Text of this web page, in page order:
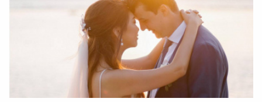
子公司，實地檢查至8日，檢查局長賴欣國強調「視情況不
排除延長」。金管會主委彭金隆已於立法院財委會承諾，在
7月8日實地金檢結束後的7天內，即7月15日前後，金管會
將對外進行進一步的案情說明與初步調查發現。
備一份金額不小的紅包送給公婆，並順口提到這筆錢是股票
投資賺來的。她透露，婆婆當時不僅欣然收下紅包，還稱讚
她懂得理財、投資有成，讓她以為只是一次愉快的家庭互
動。不料幾天後，婆婆主動約她與丈夫吃飯，席間突然提起
公公目前仍背負房貸，以及過去投資失利留下的信貸，坦言
還款壓力不小，接著便直接表示：「妳股票不是賺很多嗎？
反正妳還年輕，以後還有機會再賺，不如先幫忙分擔一部分